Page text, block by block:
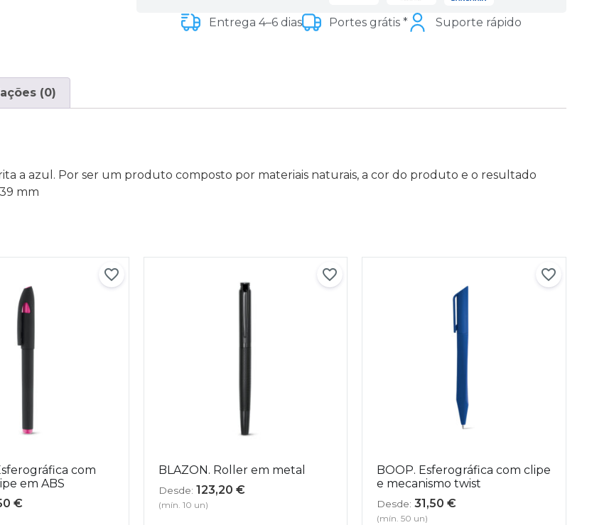
Entrega 4–6 dias Portes grátis * Suporte rápido
(0)
a azul. Por ser um produto composto por materiais naturais, a cor do produto e o resultado
mm
com
em ABS
€
BLAZON. Roller em metal
Desde: 123,20 €
(mín. 10 un)
BOOP. Esferográfica com clipe
e mecanismo twist
Desde: 31,50€
(mín. 50 un)